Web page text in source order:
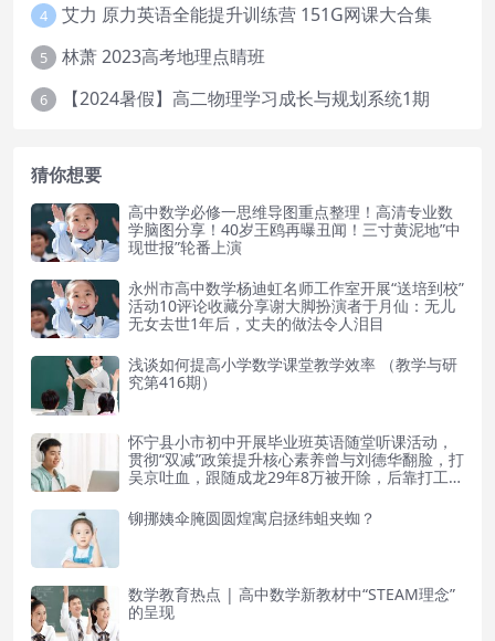
4 艾力 原力英语全能提升训练营 151G网课大合集
5 林萧 2023高考地理点睛班
6 【2024暑假】高二物理学习成长与规划系统1期
猜你想要
高中数学必修一思维导图重点整理！高清专业数
学脑图分享！40岁王鸥再曝丑闻！三寸黄泥地”中
现世报”轮番上演
永州市高中数学杨迪虹名师工作室开展“送培到校”
活动10评论收藏分享谢大脚扮演者于月仙：无儿
无女去世1年后，丈夫的做法令人泪目
浅谈如何提高小学数学课堂教学效率 （教学与研
究第416期）
怀宁县小市初中开展毕业班英语随堂听课活动，
贯彻“双减”政策提升核心素养曾与刘德华翻脸，打
吴京吐血，跟随成龙29年8万被开除，后靠打工维
铆挪姨伞腌圆圆煌寓启拯纬蛆夹蜘？
数学教育热点 | 高中数学新教材中“STEAM理念”
的呈现